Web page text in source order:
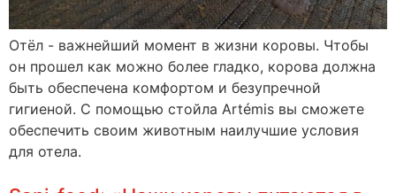
Отёл - важнейший момент в жизни коровы. Чтобы
он прошел как можно более гладко, корова должна
быть обеспечена комфортом и безупречной
гигиеной. С помощью стойла Artémis вы сможете
обеспечить своим животным наилучшие условия
для отела.